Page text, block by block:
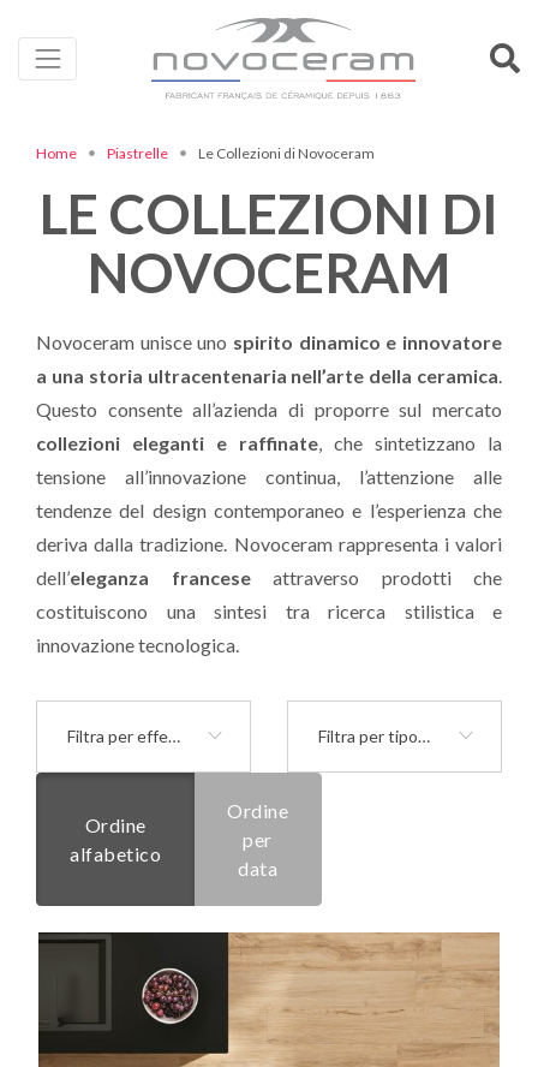
Home Piastrelle Le Collezioni di Novoceram
LE COLLEZIONI DI
NOVOCERAM
Novoceram unisce uno spirito dinamico e innovatore
a una storia ultracentenaria nell’arte della ceramica.
Questo consente all’azienda di proporre sul mercato
collezioni eleganti e raffinate, che sintetizzano la
tensione all’innovazione continua, l’attenzione alle
tendenze del design contemporaneo e l’esperienza che
deriva dalla tradizione. Novoceram rappresenta i valori
dell’eleganza franceseattraverso prodotti che
costituiscono una sintesi tra ricerca stilistica e
innovazione tecnologica.
Filtra per effetto Filtra per tipologia
Ordine
alfabetico
Ordine
per
data